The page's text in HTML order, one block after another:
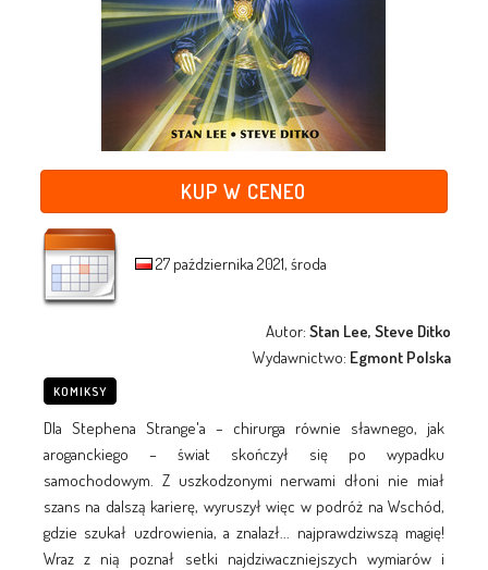
KUP W CENEO
27 października 2021, środa
Autor:Stan Lee, Steve Ditko
Wydawnictwo: Egmont Polska
KOMIKSY
Dla Stephena Strange'a – chirurga równie sławnego, jak
aroganckiego – świat skończył się po wypadku
samochodowym. Z uszkodzonymi nerwami dłoni nie miał
szans na dalszą karierę, wyruszył więc w podróż na Wschód,
gdzie szukał uzdrowienia, a znalazł... najprawdziwszą magię!
Wraz z nią poznał setki najdziwaczniejszych wymiarów i